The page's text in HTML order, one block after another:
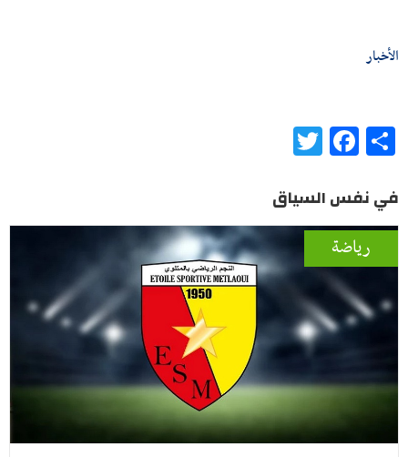
الأخبار
Share
Facebook
في نفس السياق
رياضة